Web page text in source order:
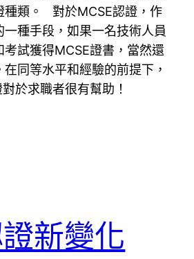
種類。 對於MCSE認證，作
種手段，如果一名技術人員
考試獲得MCSE證書，當然還
同等水平和經驗的前提下，
於求職者很有幫助！
證新變化